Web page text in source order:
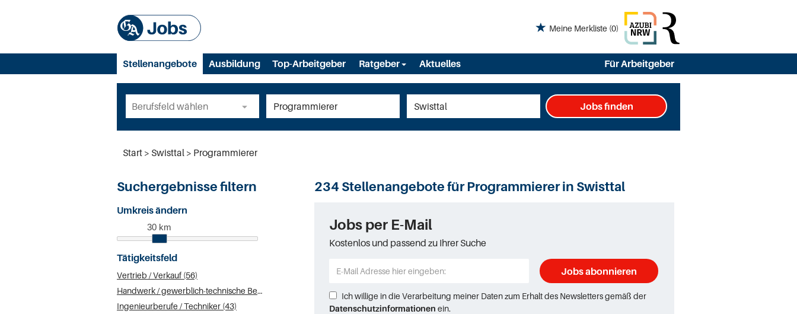
Meine Merkliste (0)
Stellenangebote Ausbildung Top-Arbeitgeber Ratgeber Aktuelles Für Arbeitgeber
Jobs finden
Start Swisttal Programmierer
Suchergebnisse filtern
Umkreis ändern
30 km
Tätigkeitsfeld
Vertrieb / Verkauf (56)
Handwerk / gewerblich-technische Berufe (47)
Ingenieurberufe / Techniker (43)
234 Stellenangebote für Programmierer in Swisttal
Jobs per E-Mail
Kostenlos und passend zu Ihrer Suche
Jobs abonnieren
Ich willige in die Verarbeitung meiner Daten zum Erhalt des Newsletters gemäß der
Datenschutzinformationen ein.